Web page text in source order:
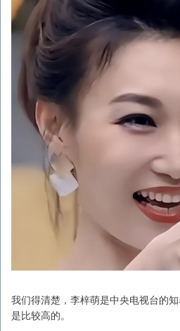
我们得清楚，李梓萌是中央电视台的
是比较高的。